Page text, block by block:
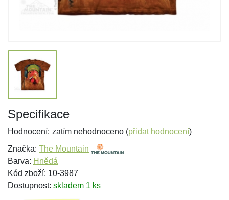
Specifikace
Hodnocení: zatím nehodnoceno (přidat hodnocení)
Značka: The Mountain
Barva: Hnědá
Kód zboží: 10-3987
Dostupnost: skladem 1 ks